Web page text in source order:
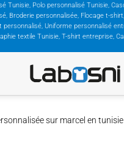
Tunisie, Polo personnalisé Tunisie,
Broderie personnalisée, Flocage t-
personnalisé, Uniforme personnalisé
textile Tunisie, T-shirt entreprise,
sur marcel en tunisie